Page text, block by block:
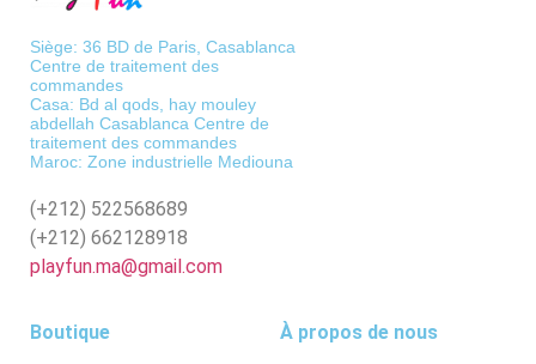
Siège: 36 BD de Paris, Casablanca
Centre de traitement des
commandes
Casa: Bd al qods, hay mouley
abdellah Casablanca Centre de
traitement des commandes
Maroc: Zone industrielle Mediouna
(+212) 522568689
(+212) 662128918
playfun.ma@gmail.com
Boutique
À propos de nous